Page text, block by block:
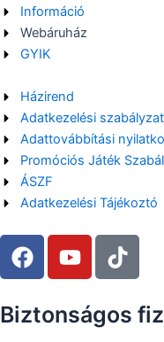
Információ
Webáruház
GYIK
Házirend
Adatkezelési
Adattovábbítási
Promóciós Játék
ÁSZF
Adatkezelési Tájékoztó
F
a
e
Y
o
t
T
i
t
Biztonságos